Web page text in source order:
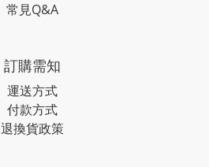
常見Q&A
訂購需知
運送方式
付款方式
退換貨政策